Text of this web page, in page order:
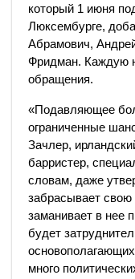
который 1 июня
Люксембурге,
Абрамович,
Фридман. Каждую
обращения.
«Подавляющее
ограниченные
Зачлер,
барристер,
словам, даже
забрасывает
заманивает в нее
будет
много